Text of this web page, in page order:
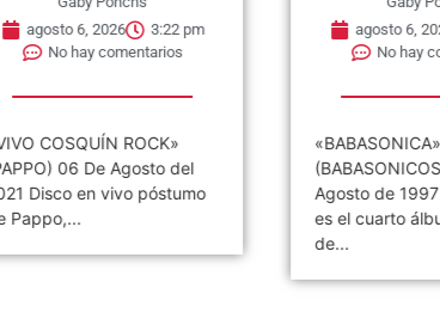
3:22 pm
del
póstumo
agosto 6, 2026
3:11 pm
No hay comentarios
«BABASONICA»
(BABASONICOS) 06 De
Agosto de 1997 Babasónica
es el cuarto álbum de estudio